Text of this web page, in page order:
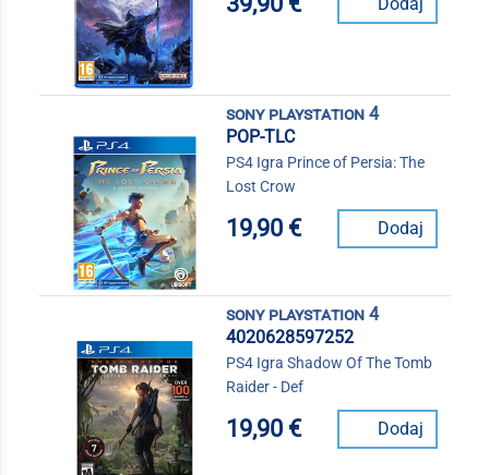
sony playstation 4
POP-TLC
PS4 Igra Prince of Persia: The
Lost Crow
19,90 € Dodaj
sony playstation 4
4020628597252
PS4 Igra Shadow Of The Tomb
Raider - Def
19,90 € Dodaj